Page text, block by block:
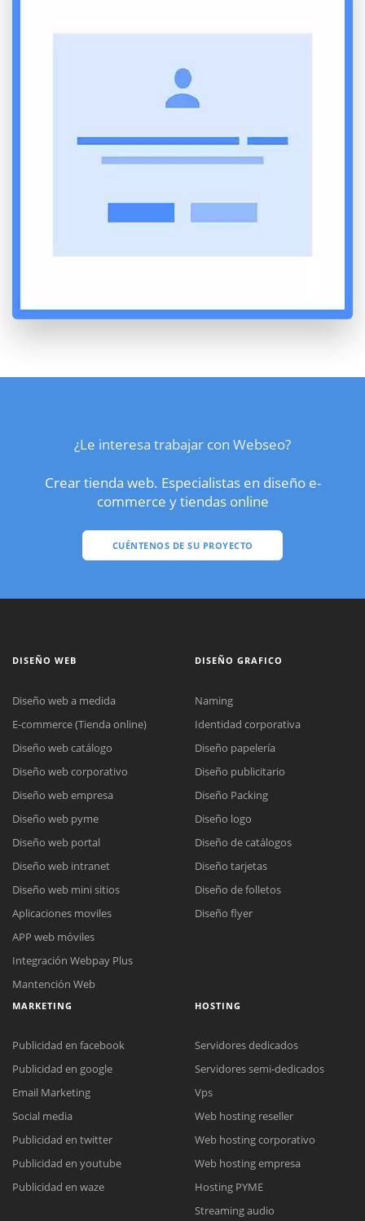
¿Le interesa trabajar con Webseo?
Crear tienda web. Especialistas en diseño e-
commerce y tiendas online
CUÉNTENOS DE SU PROYECTO
Reunión online
Meet para la reunión online.
Cotización
Chat Online
Todos nuestros ejecutivos están fuera de línea. Complete el formulario
DISEÑO WEB
Diseño web a medida
E-commerce (Tienda online)
Diseño web catálogo
Diseño web corporativo
Diseño web empresa
Diseño web pyme
Diseño web portal
Diseño web intranet
Diseño web mini sitios
Aplicaciones moviles
APP web móviles
Integración Webpay Plus
Mantención Web
DISEÑO GRAFICO
Naming
Identidad corporativa
Diseño papelería
Diseño publicitario
Diseño Packing
Diseño logo
Diseño de catálogos
Diseño tarjetas
Diseño de folletos
Diseño flyer
MARKETING
Publicidad en facebook
Publicidad en google
Email Marketing
Social media
Publicidad en twitter
Publicidad en youtube
Publicidad en waze
HOSTING
Servidores dedicados
Servidores semi-dedicados
Vps
Web hosting reseller
Web hosting corporativo
Web hosting empresa
Hosting PYME
Streaming audio